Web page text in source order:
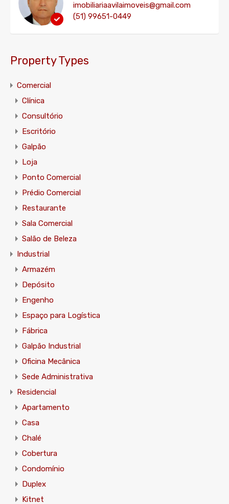
imobiliariaavilaimoveis@gmail.com
(51) 99651-0449
Property Types
Comercial
Clínica
Consultório
Escritório
Galpão
Loja
Ponto Comercial
Prédio Comercial
Restaurante
Sala Comercial
Salão de Beleza
Industrial
Armazém
Depósito
Engenho
Espaço para Logística
Fábrica
Galpão Industrial
Oficina Mecânica
Sede Administrativa
Residencial
Apartamento
Casa
Chalé
Cobertura
Condomínio
Duplex
Kitnet